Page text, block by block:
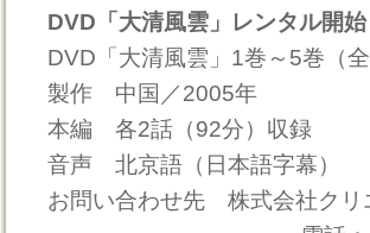
DVD「大清風雲」レンタル開始
DVD「大清風雲」1巻～5巻（全
製作 中国／2005年
本編 各2話（92分）収録
音声 北京語（日本語字幕）
お問い合わせ先 株式会社クリ